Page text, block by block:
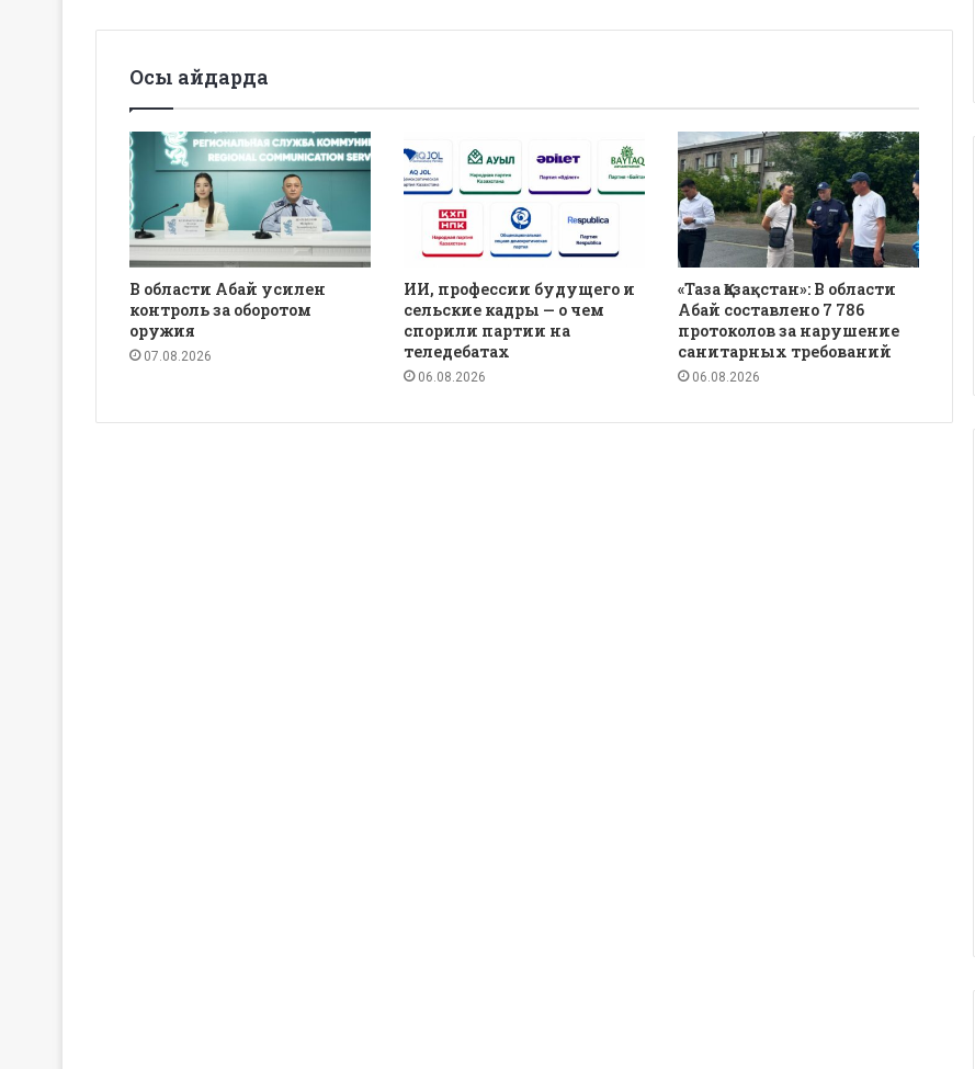
Осы айдарда
В области Абай усилен
контроль за оборотом
оружия
07.08.2026
ИИ, профессии будущего и
сельские кадры — о чем
спорили партии на
теледебатах
06.08.2026
«Таза Қазақстан»: В области
Абай составлено 7 786
протоколов за нарушение
санитарных требований
06.08.2026